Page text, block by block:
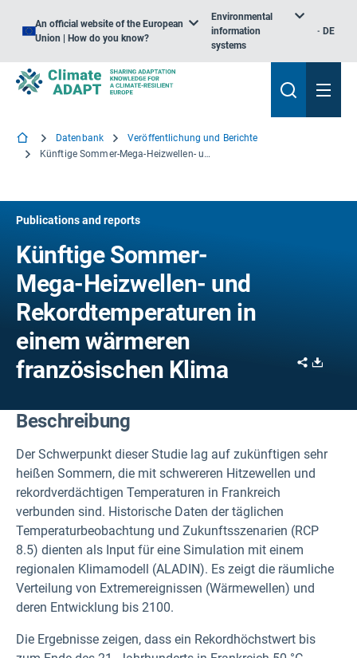
An official website of the European
Union | How do you know?
Environmental
information
systems
DE
Datenbank
Veröffentlichung und Berichte
Künftige Sommer-Mega-Heizwellen- und Rekordtemperaturen in einem wärmeren französischen Klima
Publications and reports
Künftige Sommer-
Mega-Heizwellen- und
Rekordtemperaturen in
einem wärmeren
französischen Klima
Share
Beschreibung
Der Schwerpunkt dieser Studie lag auf zukünftigen sehr
heißen Sommern, die mit schwereren Hitzewellen und
rekordverdächtigen Temperaturen in Frankreich
verbunden sind. Historische Daten der täglichen
Temperaturbeobachtung und Zukunftsszenarien (RCP
8.5) dienten als Input für eine Simulation mit einem
regionalen Klimamodell (ALADIN). Es zeigt die räumliche
Verteilung von Extremereignissen (Wärmewellen) und
deren Entwicklung bis 2100.
Die Ergebnisse zeigen, dass ein Rekordhöchstwert bis